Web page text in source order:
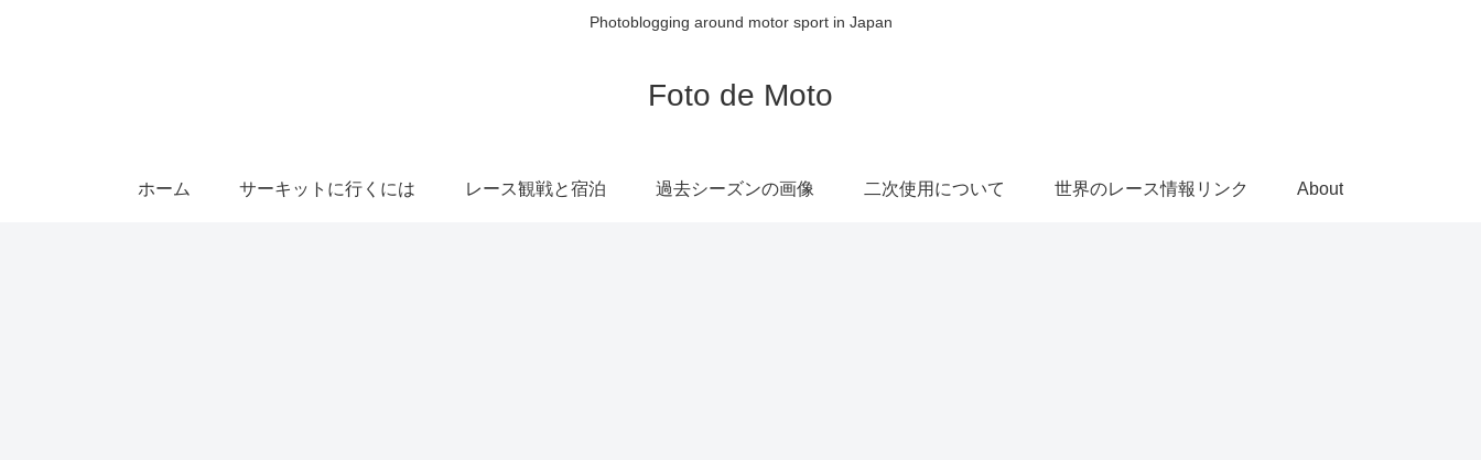
Photoblogging around motor sport in Japan
Foto de Moto
ホーム サーキットに行くには レース観戦と宿泊 過去シーズンの画像 二次使用について 世界のレース情報リンク About